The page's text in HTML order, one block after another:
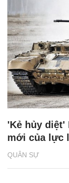
QUÂN SỰ
'Kẻ hủy diệt'
mới của lực